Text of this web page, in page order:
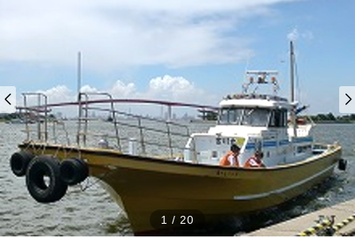
1 / 20